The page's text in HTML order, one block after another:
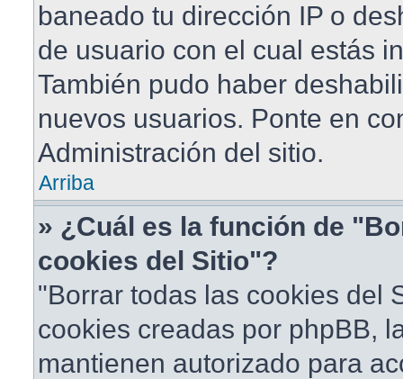
baneado tu dirección IP o
de usuario con el cual estás
También pudo haber
nuevos usuarios. Ponte en
Administración del sitio.
Arriba
» ¿Cuál es la función de
cookies del Sitio"?
"Borrar todas las cookies del
cookies creadas por phpBB,
mantienen autorizado para